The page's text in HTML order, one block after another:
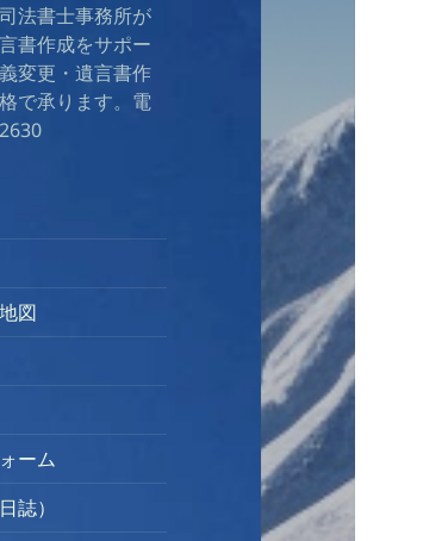
法書士事務所が
書作成をサポー
変更・遺言書作
で承ります。電
図
ーム
誌）